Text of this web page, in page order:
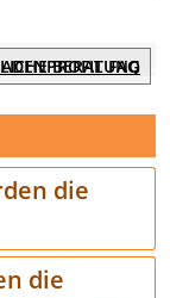
FAQ
BERATUNG
die
die